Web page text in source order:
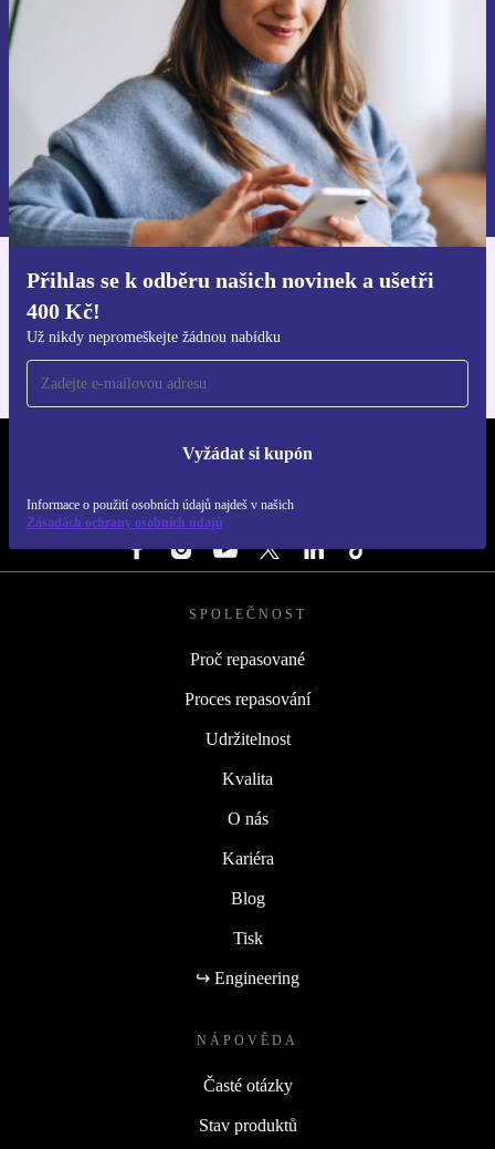
Přihlas se k odběru našich novinek a ušetři
400 Kč!
Už nikdy nepromeškejte žádnou nabídku
Vyžádat si kupón
Informace o použití osobních údajů najdeš v našich
Zásadách ochrany osobních údajů
Už nikdy nepromeškej žádnou nabídku.
Chci voucher
Informace o použití osobních údajů najdeš v našich
Zásadách ochrany osobních údajů.
Stáhni si aplikaci refurbed
REFURBED ČESKO - RETHINK NEW.
SLEDUJ NÁS
SPOLEČNOST
Proč repasované
Proces repasování
Udržitelnost
Kvalita
O nás
Kariéra
Blog
Tisk
↪ Engineering
NÁPOVĚDA
Časté otázky
Stav produktů